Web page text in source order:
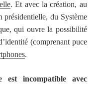
. Et avec la création, au
présidentielle, du Système
qui ouvre la possibilité
(comprenant puce
.
est incompatible avec